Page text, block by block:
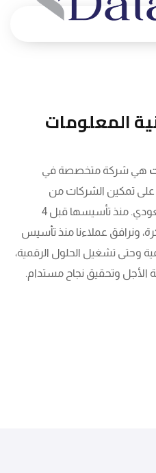
المعلومات
هي شركة متخصصة في
على تمكين الشركات من
الانطلاق والنمو في السوق السعودي. منذ تأسيسها قبل 4
ونرافق عملاءنا منذ تأسيس
وحتى تشغيل الحلول الرقمية،
الأجل وتحقيق نجاح مستدام.